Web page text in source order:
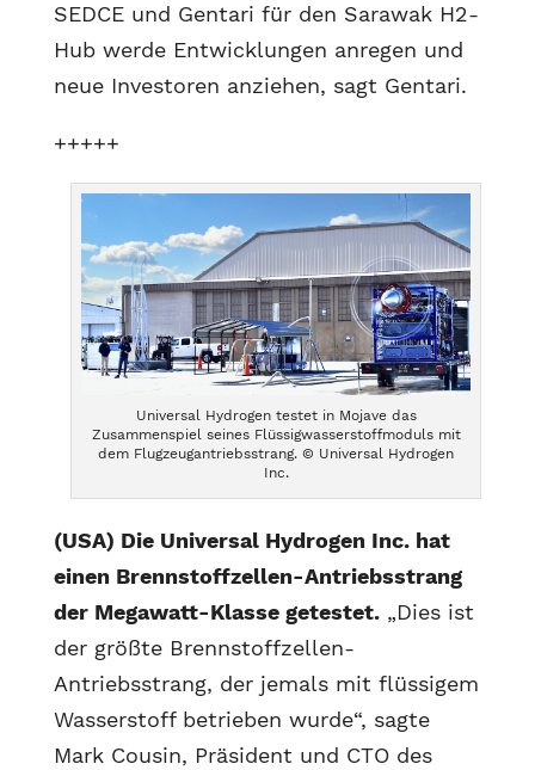
SEDCE und Gentari für den Sarawak H2-
Hub werde Entwicklungen anregen und
neue Investoren anziehen, sagt Gentari.
+++++
Universal Hydrogen testet in Mojave das
Zusammenspiel seines Flüssigwasserstoffmoduls mit
dem Flugzeugantriebsstrang. © Universal Hydrogen
Inc.
(USA) Die Universal Hydrogen Inc. hat
einen Brennstoffzellen-Antriebsstrang
der Megawatt-Klasse getestet.„Dies ist
der größte Brennstoffzellen-
Antriebsstrang, der jemals mit flüssigem
Wasserstoff betrieben wurde“, sagte
Mark Cousin, Präsident und CTO des